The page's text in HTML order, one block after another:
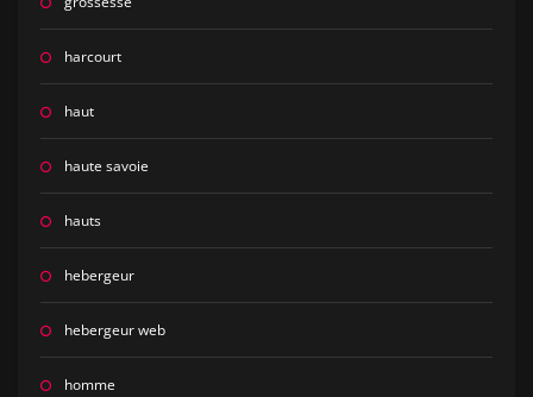
harcourt
haut
haute savoie
hauts
hebergeur
hebergeur web
homme